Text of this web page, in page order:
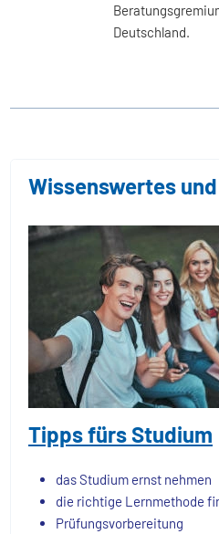
Deutschland.
Wissenswertes
Tipps fürs Studium
das Studium ernst nehmen
die richtige Lernmethode
Prüfungsvorbereitung